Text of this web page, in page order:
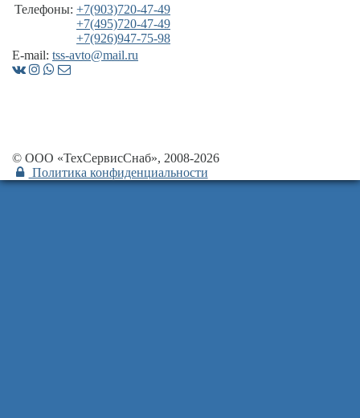
Телефоны: +7(903)720-47-49
+7(495)720-47-49
+7(926)947-75-98
E-mail: tss-avto@mail.ru
© ООО «ТехСервисСнаб», 2008-2026
Политика конфиденциальности